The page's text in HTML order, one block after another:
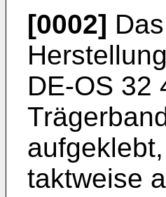
[0002]
DE-OS 32
taktweise